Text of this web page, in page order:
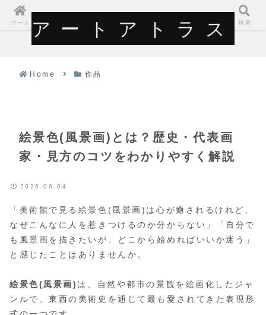
アートアトラス
Home 作品
絵景色(風景画)とは？歴史・代表画
家・見方のコツをわかりやすく解説
2026.06.04
「美術館で見る絵景色(風景画)は心が癒されるけれど、
なぜこんなに人を惹きつけるのか分からない」「自分で
も風景画を描きたいが、どこから始めればいいか迷う」
と感じたことはありませんか。
絵景色(風景画) は、自然や都市の景観を絵画化したジャ
ンルで、東西の美術史を通じて最も愛されてきた表現形
ホーム
アートアトラス
検索